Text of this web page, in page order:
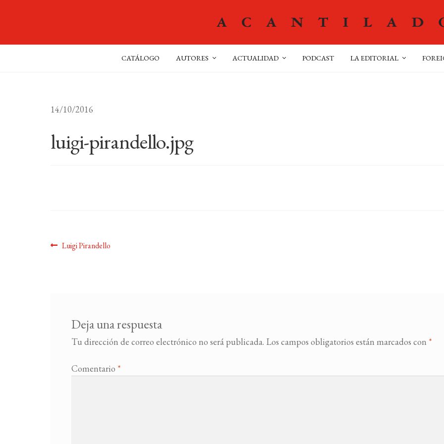
CATÁLOGO AUTORES ACTUALIDAD PODCAST LA EDITORIAL
14/10/2016
luigi-pirandello.jpg
Navegación
Anterior:
Luigi Pirandello
Deja una respuesta
Tu dirección de correo electrónico no será publicada. Los campos obligatorios están marcados con *
Comentario *